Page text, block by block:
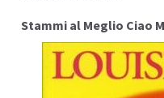
Stammi al Meglio Ciao